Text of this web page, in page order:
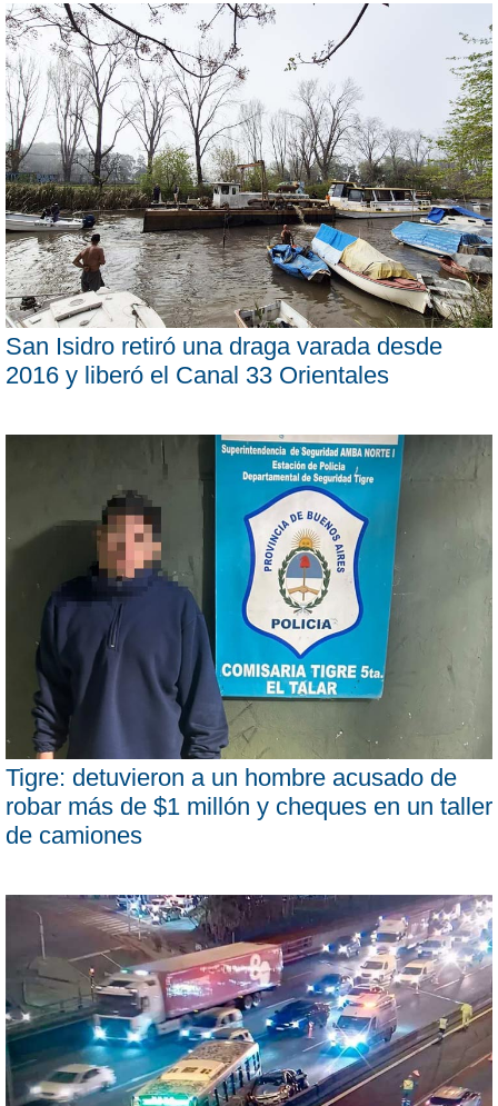
San Isidro retiró una draga varada desde
2016 y liberó el Canal 33 Orientales
Tigre: detuvieron a un hombre acusado de
robar más de $1 millón y cheques en un taller
de camiones